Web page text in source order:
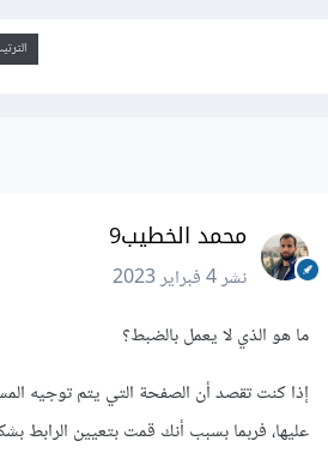
محمد الخطيب9
نشر4 فبراير 2023
ما هو الذي لا يعمل بالضبط؟
إذا كنت تقصد أن الصفحة التي يتم توجيه
عليها، فربما بسبب أنك قمت بتعيين الرابط